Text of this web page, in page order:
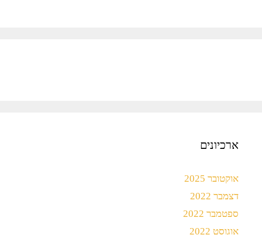
ארכיונים
אוקטובר 2025
דצמבר 2022
ספטמבר 2022
אוגוסט 2022